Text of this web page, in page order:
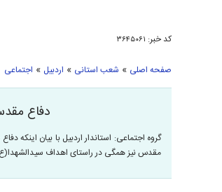
کد خبر: ۳۶۴۵۰۶۱
صفحه اصلی » شعب استانی » اردبیل » اجتماعی
دفاع
گروه اجتماعی: استاندار اردبیل با بیان اینکه
مقدس نیز همگی در راستای اهداف